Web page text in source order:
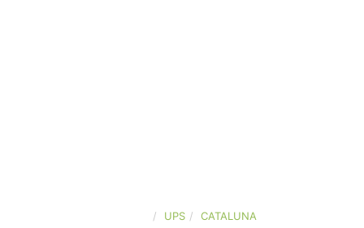
UPS CATALUNA